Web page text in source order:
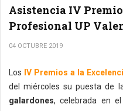
Asistencia IV
Profesional UP
04 OCTUBRE 2019
Los IV Premios a la
del miércoles su puesta de
galardones, celebrada en